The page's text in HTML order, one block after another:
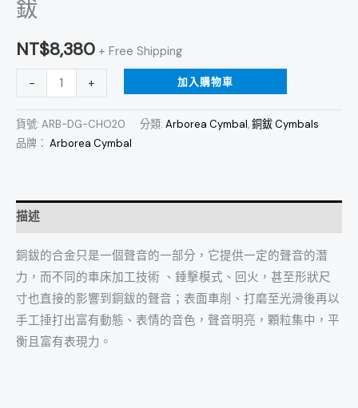
鈸
NT$8,380 + Free Shipping
-
O-
B20
鈸
特
數
量
+ 加入購物車
貨號: ARB-DG-CHO20 分類: Arborea Cymbal,銅鈸 Cymbals
品牌： Arborea Cymbal
描述
銅鈸的合金只是一個聲音的一部分，它提供一定的聲音的潛
力，而不同的車床加工技術 、錘擊模式、回火，甚至形狀尺
寸也直接的影響到銅鈸的聲音；表面車削、打磨至光滑後再以
手工捶打出富有動態、表情的音色，聲音明亮，顆粒集中，平
衡且富有表現力。